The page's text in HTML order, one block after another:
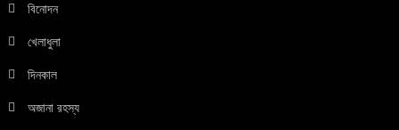
বিনোদন
খেলাধুলা
দিনকাল
অজানা রহস্য